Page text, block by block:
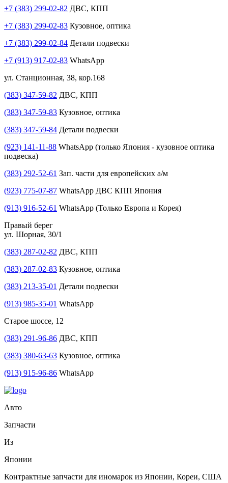
+7 (383) 299-02-82 ДВС, КПП
+7 (383) 299-02-83 Кузовное, оптика
+7 (383) 299-02-84 Детали подвески
+7 (913) 917-02-83 WhatsApp
ул. Станционная, 38, кор.168
(383) 347-59-82 ДВС, КПП
(383) 347-59-83 Кузовное, оптика
(383) 347-59-84 Детали подвески
(923) 141-11-88 WhatsApp (только Япония - кузовное оптика
подвеска)
(383) 292-52-61 Зап. части для европейских а/м
(923) 775-07-87 WhatsApp ДВС КПП Япония
(913) 916-52-61 WhatsApp (Только Европа и Корея)
Правый берег
ул. Шорная, 30/1
(383) 287-02-82 ДВС, КПП
(383) 287-02-83 Кузовное, оптика
(383) 213-35-01 Детали подвески
(913) 985-35-01 WhatsApp
Старое шоссе, 12
(383) 291-96-86 ДВС, КПП
(383) 380-63-63 Кузовное, оптика
(913) 915-96-86 WhatsApp
Авто
Запчасти
Из
Японии
Контрактные запчасти для иномарок из Японии, Кореи, США